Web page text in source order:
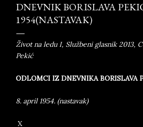
DNEVNIK BORISLAVA
1954(NASTAVAK)
Život na ledu I, Službeni glasnik 2013,
Pekić
ODLOMCI IZ DNEVNIKA BORISLAVA
8. april 1954. (nastavak)
X